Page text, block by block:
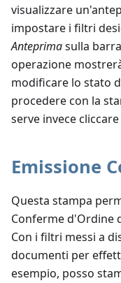
visualizzare
impostare i filtri
Anteprimasulla
operazione
modificare lo stato
procedere con la
serve invece
Emissione
Questa stampa
Conferme d'Ordine
Con i filtri messi a
documenti per
esempio, posso